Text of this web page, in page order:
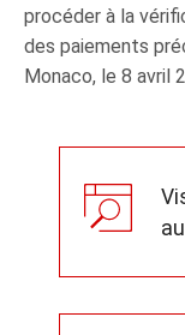
procéder à la
des paiements
Monaco, le 8 avril